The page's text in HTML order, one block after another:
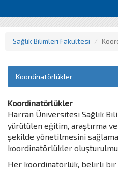
Sağlık Bilimleri Fakültesi
Koordinatörlükler
Koordinatörlükler
Harran Üniversitesi Sağlık
yürütülen eğitim, araştırma
şekilde yönetilmesini
koordinatörlükler
Her koordinatörlük, belirli bir